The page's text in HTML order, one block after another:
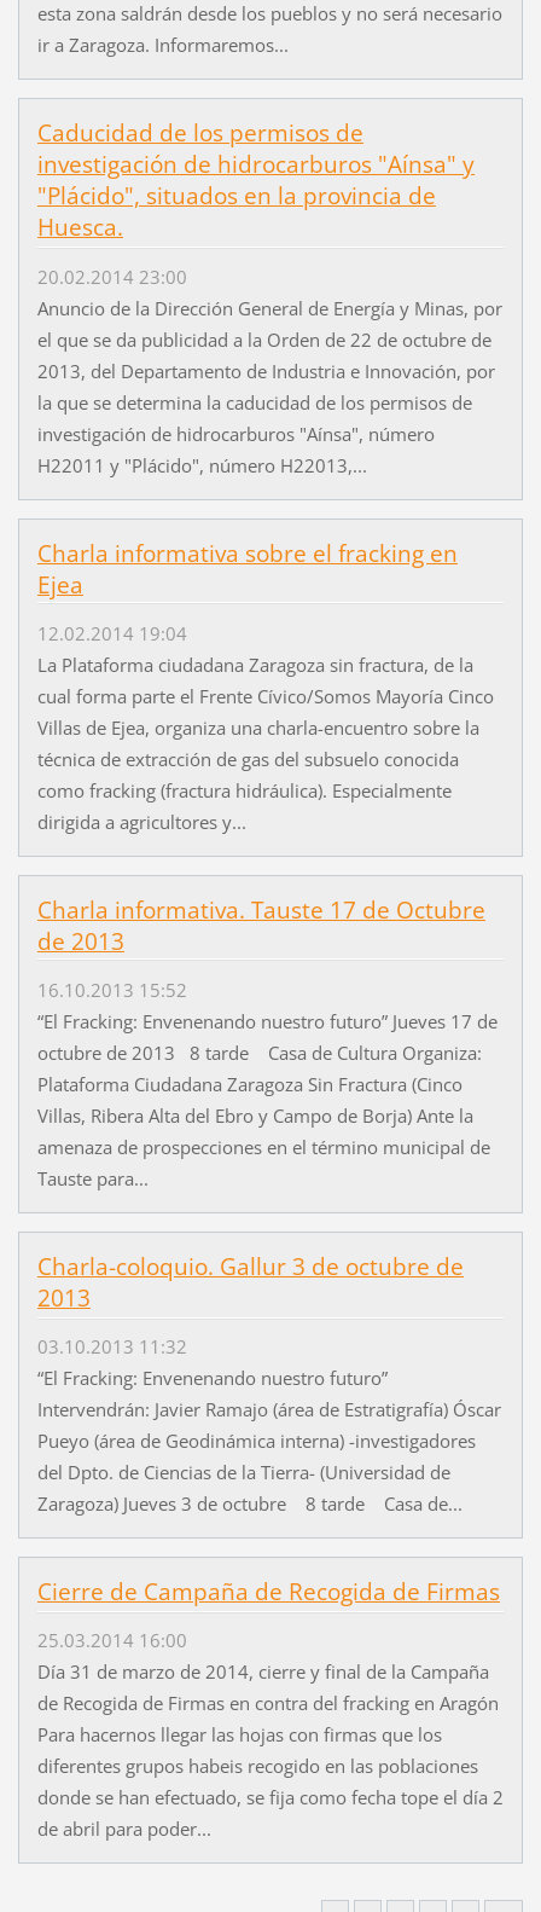
esta zona saldrán desde los pueblos y no será necesario
ir a Zaragoza. Informaremos...
Caducidad de los permisos de
investigación de hidrocarburos "Aínsa" y
"Plácido", situados en la provincia de
Huesca.
20.02.2014 23:00
Anuncio de la Dirección General de Energía y Minas, por
el que se da publicidad a la Orden de 22 de octubre de
2013, del Departamento de Industria e Innovación, por
la que se determina la caducidad de los permisos de
investigación de hidrocarburos "Aínsa", número
H22011 y "Plácido", número H22013,...
Charla informativa sobre el fracking en
Ejea
12.02.2014 19:04
La Plataforma ciudadana Zaragoza sin fractura, de la
cual forma parte el Frente Cívico/Somos Mayoría Cinco
Villas de Ejea, organiza una charla-encuentro sobre la
técnica de extracción de gas del subsuelo conocida
como fracking (fractura hidráulica). Especialmente
dirigida a agricultores y...
Charla informativa. Tauste 17 de Octubre
de 2013
16.10.2013 15:52
“El Fracking: Envenenando nuestro futuro” Jueves 17 de
octubre de 2013 8 tarde Casa de Cultura Organiza:
Plataforma Ciudadana Zaragoza Sin Fractura (Cinco
Villas, Ribera Alta del Ebro y Campo de Borja) Ante la
amenaza de prospecciones en el término municipal de
Tauste para...
Charla-coloquio. Gallur 3 de octubre de
2013
03.10.2013 11:32
“El Fracking: Envenenando nuestro futuro”
Intervendrán: Javier Ramajo (área de Estratigrafía) Óscar
Pueyo (área de Geodinámica interna) -investigadores
del Dpto. de Ciencias de la Tierra- (Universidad de
Zaragoza) Jueves 3 de octubre 8 tarde Casa de...
Cierre de Campaña de Recogida de Firmas
25.03.2014 16:00
Día 31 de marzo de 2014, cierre y final de la Campaña
de Recogida de Firmas en contra del fracking en Aragón
Para hacernos llegar las hojas con firmas que los
diferentes grupos habeis recogido en las poblaciones
donde se han efectuado, se fija como fecha tope el día 2
de abril para poder...